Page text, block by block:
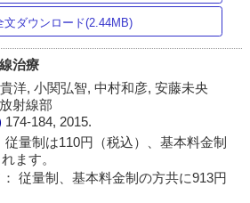
文ダウンロード(2.44MB)
治療
洋, 小関弘智, 中村和彦, 安藤未央
射線部
174-184, 2015.
量制は110円（税込）、基本料金制
ます。
従量制、基本料金制の方共に913円